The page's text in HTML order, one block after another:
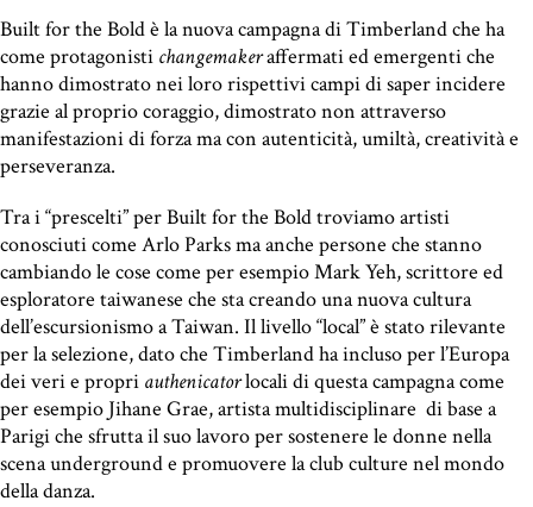
Built for the Bold è la nuova campagna di Timberland che ha
come protagonisti changemakeraffermati ed emergenti che
hanno dimostrato nei loro rispettivi campi di saper incidere
grazie al proprio coraggio, dimostrato non attraverso
manifestazioni di forza ma con autenticità, umiltà, creatività e
perseveranza.
Tra i “prescelti” per Built for the Bold troviamo artisti
conosciuti come Arlo Parks ma anche persone che stanno
cambiando le cose come per esempio Mark Yeh, scrittore ed
esploratore taiwanese che sta creando una nuova cultura
dell’escursionismo a Taiwan. Il livello “local” è stato rilevante
per la selezione, dato che Timberland ha incluso per l’Europa
dei veri e propri authenicatorlocali di questa campagna come
per esempio Jihane Grae, artista multidisciplinare di base a
Parigi che sfrutta il suo lavoro per sostenere le donne nella
scena underground e promuovere la club culture nel mondo
della danza.